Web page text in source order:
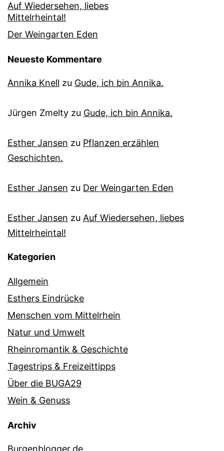
Auf Wiedersehen, liebes
Mittelrheintal!
Der Weingarten Eden
Neueste Kommentare
Annika Knell zu Gude, ich bin Annika.
Jürgen Zmelty zu Gude, ich bin Annika.
Esther Jansen zu Pflanzen erzählen
Geschichten.
Esther Jansen zu Der Weingarten Eden
Esther Jansen zu Auf Wiedersehen, liebes
Mittelrheintal!
Kategorien
Allgemein
Esthers Eindrücke
Menschen vom Mittelrhein
Natur und Umwelt
Rheinromantik & Geschichte
Tagestrips & Freizeittipps
Über die BUGA29
Wein & Genuss
Archiv
Burgenblogger.de